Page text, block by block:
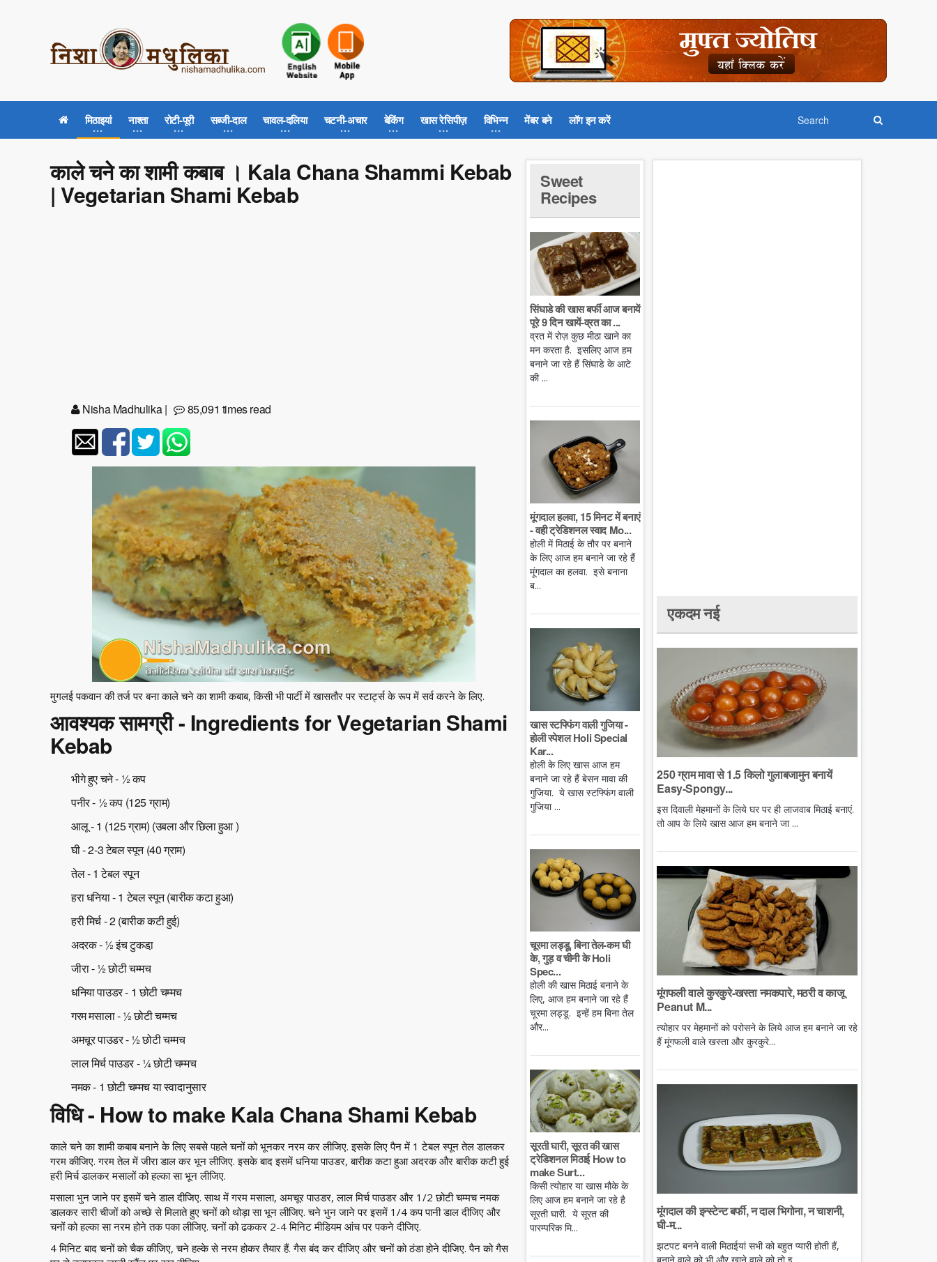
मिठाइयां नाश्ता रोटी-पूरी सब्जी-दाल चावल-दलिया चटनी-अचार बेकिंग खास रेसिपीज़ विभिन्न मेंबर बने लॉग इन करें
काले चने का शामी कबाब । Kala Chana Shammi Kebab
| Vegetarian Shami Kebab
Nisha Madhulika| 85,091 times read
मुगलई पकवान की तर्ज पर बना काले चने का शामी कबाब, किसी भी पार्टी में खासतौर पर स्टार्ट्स के रूप में सर्व करने के लिए.
आवश्यक सामग्री - Ingredients for Vegetarian Shami
Kebab
भीगे हुए चने - ½ कप
पनीर - ½ कप (125 ग्राम)
आलू - 1 (125 ग्राम) (उबला और छिला हुआ )
घी - 2-3 टेबल स्पून (40 ग्राम)
तेल - 1 टेबल स्पून
हरा धनिया - 1 टेबल स्पून (बारीक कटा हुआ)
हरी मिर्च - 2 (बारीक कटी हुई)
अदरक - ½ इंच टुकडा़
जीरा - ½ छोटी चम्मच
धनिया पाउडर - 1 छोटी चम्मच
गरम मसाला - ½ छोटी चम्मच
अमचूर पाउडर - ½ छोटी चम्मच
लाल मिर्च पाउडर - ¼ छोटी चम्मच
नमक - 1 छोटी चम्मच या स्वादानुसार
विधि - How to make Kala Chana Shami Kebab
काले चने का शामी कबाब बनाने के लिए सबसे पहले चनों को भूनकर नरम कर लीजिए. इसके लिए पैन में 1 टेबल स्पून तेल डालकर
गरम कीजिए. गरम तेल में जीरा डाल कर भून लीजिए. इसके बाद इसमें धनिया पाउडर, बारीक कटा हुआ अदरक और बारीक कटी हुई
हरी मिर्च डालकर मसालों को हल्का सा भून लीजिए.
मसाला भुन जाने पर इसमें चने डाल दीजिए. साथ में गरम मसाला, अमचूर पाउडर, लाल मिर्च पाउडर और 1/2 छोटी चम्मच नमक
डालकर सारी चीजों को अच्छे से मिलाते हुए चनों को थोड़ा सा भून लीजिए. चने भुन जाने पर इसमें 1/4 कप पानी डाल दीजिए और
चनों को हल्का सा नरम होने तक पका लीजिए. चनों को ढककर 2-4 मिनिट मीडियम आंच पर पकने दीजिए.
4 मिनिट बाद चनों को चैक कीजिए, चने हल्के से नरम होकर तैयार हैं. गैस बंद कर दीजिए और चनों को ठंडा होने दीजिए. पैन को गैस
Sweet
Recipes
सिंघाडे की खास बर्फी आज बनायें
पूरे 9 दिन खायें-व्रत का ...
व्रत में रोज़ कुछ मीठा खाने का
मन करता है. इसलिए आज हम
बनाने जा रहे हैं सिंघाडे के आटे
की ...
मूंगदाल हलवा, 15 मिनट में बनाएं
- वही ट्रेडिशनल स्वाद Mo...
होली में मिठाई के तौर पर बनाने
के लिए आज हम बनाने जा रहे हैं
मूंगदाल का हलवा. इसे बनाना
ब...
खास स्टफ्फिंग वाली गुजिया -
होली स्पेशल Holi Special
Kar...
होली के लिए खास आज हम
बनाने जा रहे हैं बेसन मावा की
गुजिया. ये खास स्टफ्फिंग वाली
गुजिया ...
चूरमा लड्डू, बिना तेल-कम घी
के, गुड़ व चीनी के Holi
Spec...
होली की खास मिठाई बनाने के
लिए, आज हम बनाने जा रहे हैं
चूरमा लड्डू. इन्हें हम बिना तेल
और...
सूरती घारी, सूरत की खास
ट्रेडिशनल मिठाई How to
make Surt...
किसी त्योहार या खास मौके के
लिए आज हम बनाने जा रहे है
सूरती घारी. ये सूरत की
पारम्परिक मि...
एकदम नई
250 ग्राम मावा से 1.5 किलो गुलाबजामुन बनायें
Easy-Spongy...
इस दिवाली मेहमानों के लिये घर पर ही लाजवाब मिठाई बनाएं.
तो आप के लिये खास आज हम बनाने जा ...
मूंगफली वाले कुरकुरे-खस्ता नमकपारे, मठरी व काजू
Peanut M...
त्योहार पर मेहमानों को परोसने के लिये आज हम बनाने जा रहे
हैं मूंगफली वाले खस्ता और कुरकुरे...
मूंगदाल की इन्स्टेन्ट बर्फी, न दाल भिगोना, न चाशनी,
घी-म...
झटपट बनने वाली मिठाईयां सभी को बहुत प्यारी होती हैं,